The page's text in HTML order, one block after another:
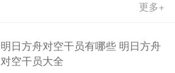
更多+
明日方舟对空干员有哪些 明日方舟
对空干员大全